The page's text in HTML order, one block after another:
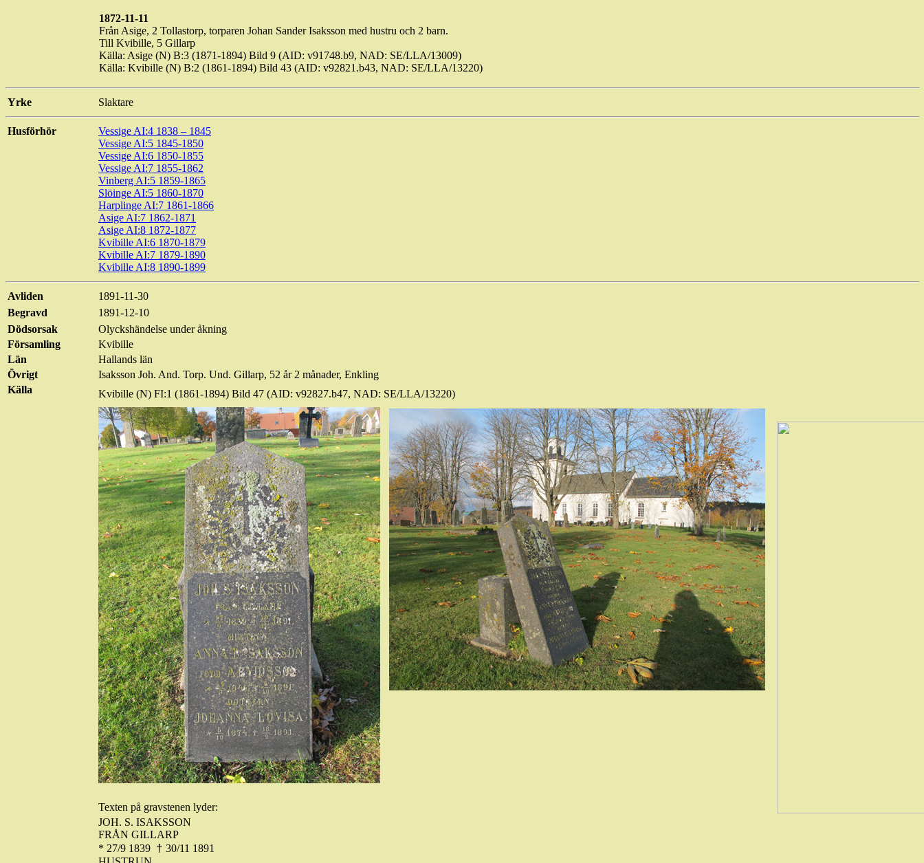
1872-11-11
Från Asige, 2 Tollastorp, torparen Johan Sander Isaksson med hustru och 2 barn.
Till Kvibille, 5 Gillarp
Källa: Asige (N) B:3 (1871-1894) Bild 9 (AID: v91748.b9, NAD: SE/LLA/13009)
Källa: Kvibille (N) B:2 (1861-1894) Bild 43 (AID: v92821.b43, NAD: SE/LLA/13220)
Yrke Slaktare
Husförhör Vessige AI:4 1838 – 1845
Vessige AI:5 1845-1850
Vessige AI:6 1850-1855
Vessige AI:7 1855-1862
Vinberg AI:5 1859-1865
Slöinge AI:5 1860-1870
Harplinge AI:7 1861-1866
Asige AI:7 1862-1871
Asige AI:8 1872-1877
Kvibille AI:6 1870-1879
Kvibille AI:7 1879-1890
Kvibille AI:8 1890-1899
Avliden
1891-11-30
Begravd
1891-12-10
Dödsorsak
Olyckshändelse under åkning
Församling
Kvibille
Län
Hallands län
Övrigt
Isaksson Joh. And. Torp. Und. Gillarp, 52 år 2 månader, Enkling
Källa
Kvibille (N) FI:1 (1861-1894) Bild 47 (AID: v92827.b47, NAD: SE/LLA/13220)
Texten på gravstenen lyder:
JOH. S. ISAKSSON
FRÅN GILLARP
* 27/9 1839 † 30/11 1891